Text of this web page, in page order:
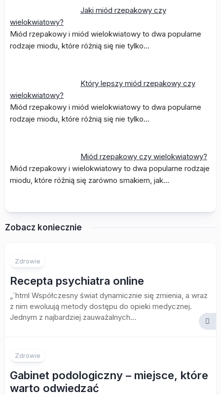
Jaki miód rzepakowy czy
wielokwiatowy?
Miód rzepakowy i miód wielokwiatowy to dwa popularne
rodzaje miodu, które różnią się nie tylko…
Który lepszy miód rzepakowy czy
wielokwiatowy?
Miód rzepakowy i miód wielokwiatowy to dwa popularne
rodzaje miodu, które różnią się nie tylko…
Miód rzepakowy czy wielokwiatowy?
Miód rzepakowy i wielokwiatowy to dwa popularne rodzaje
miodu, które różnią się zarówno smakiem, jak…
Zobacz koniecznie
Zdrowie
Recepta psychiatra online
„`html Współczesny świat dynamicznie się zmienia, a wraz
z nim ewoluują metody dostępu do opieki medycznej.
Jednym z najbardziej zauważalnych...
Zdrowie
Gabinet podologiczny – miejsce, które
warto odwiedzać